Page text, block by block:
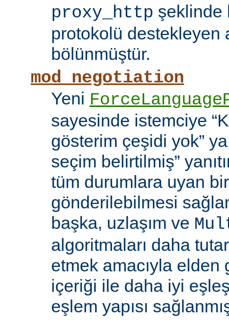
proxy_http şeklinde
protokolü destekleyen
bölünmüştür.
mod_negotiation
Yeni
sayesinde istemciye
gösterim çeşidi yok”
seçim belirtilmiş”
tüm durumlara uyan
gönderilebilmesi
başka, uzlaşım ve
algoritmaları daha
etmek amacıyla
içeriği ile daha iyi
eşlem yapısı